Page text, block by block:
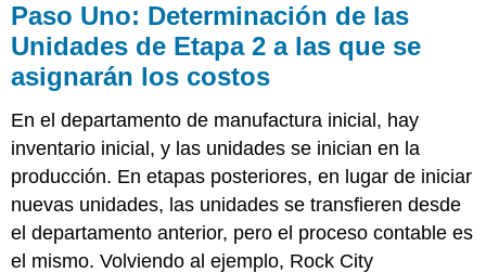
Paso Uno: Determinación de las
Unidades de Etapa 2 a las que se
asignarán los costos
En el departamento de manufactura inicial, hay
inventario inicial, y las unidades se inician en la
producción. En etapas posteriores, en lugar de iniciar
nuevas unidades, las unidades se transfieren desde
el departamento anterior, pero el proceso contable es
el mismo. Volviendo al ejemplo, Rock City